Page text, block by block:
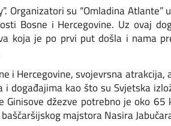
Organizatori su “Omladina
Bosne i Hercegovine. Uz ovaj
je po prvi put došla i nama
i Hercegovine, svojevrsna atrakcija,
kao što su Svjetska
džezve potrebno je oko
majstora Nasira